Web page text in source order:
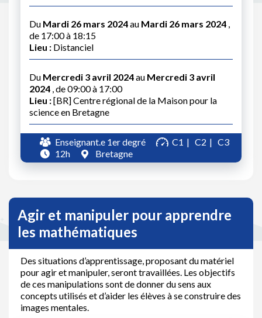
Du Mardi 26 mars 2024au Mardi 26 mars 2024 ,
de 17:00 à 18:15
Lieu : Distanciel
Du Mercredi 3 avril 2024au Mercredi 3 avril
2024 , de 09:00 à 17:00
Lieu :[BR] Centre régional de la Maison pour la
science en Bretagne
Enseignant.e 1er degré C1 C2
C3
12h
Bretagne
Agir et manipuler pour apprendre
les mathématiques
Des situations d’apprentissage, proposant du matériel
pour agir et manipuler, seront travaillées. Les objectifs
de ces manipulations sont de donner du sens aux
concepts utilisés et d’aider les élèves à se construire des
images mentales.